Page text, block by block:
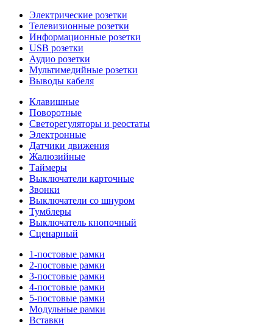
Электрические розетки
Телевизионные розетки
Информационные розетки
USB розетки
Аудио розетки
Мультимедийные розетки
Выводы кабеля
Клавишные
Поворотные
Светорегуляторы и реостаты
Электронные
Датчики движения
Жалюзийные
Таймеры
Выключатели карточные
Звонки
Выключатели со шнуром
Тумблеры
Выключатель кнопочный
Сценарный
1-постовые рамки
2-постовые рамки
3-постовые рамки
4-постовые рамки
5-постовые рамки
Модульные рамки
Вставки